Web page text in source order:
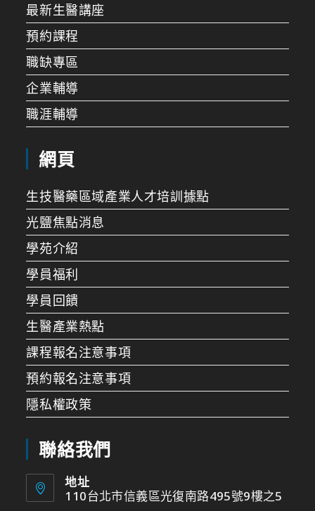
最新生醫講座
預約課程
職缺專區
企業輔導
職涯輔導
網頁
生技醫藥區域產業人才培訓據點
光鹽焦點消息
學苑介紹
學員福利
學員回饋
生醫產業熱點
課程報名注意事項
預約報名注意事項
隱私權政策
聯絡我們
地址
110台北市信義區光復南路495號9樓之5